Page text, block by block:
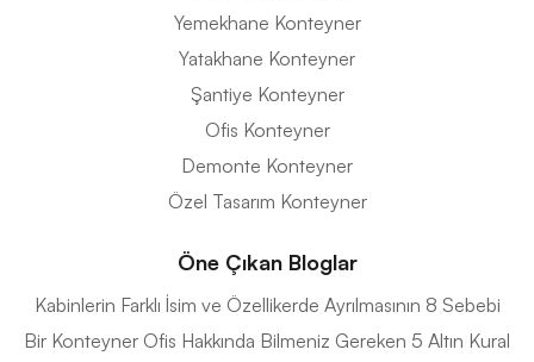
Yemekhane Konteyner
Yatakhane Konteyner
Şantiye Konteyner
Ofis Konteyner
Demonte Konteyner
Özel Tasarım Konteyner
Öne Çıkan Bloglar
Kabinlerin Farklı İsim ve Özellikerde Ayrılmasının 8 Sebebi
Bir Konteyner Ofis Hakkında Bilmeniz Gereken 5 Altın Kural